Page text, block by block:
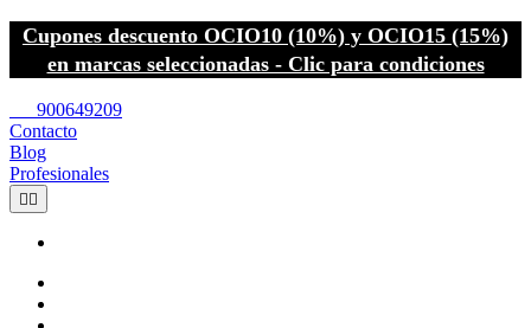
Cupones descuento OCIO10 (10%) y OCIO15 (15%)
en marcas seleccionadas - Clic para condiciones
900649209
Contacto
Blog
Profesionales
 